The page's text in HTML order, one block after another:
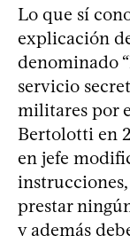
Lo que sí
explicación
denominado
servicio
militares por
Bertolotti en
en jefe
prestar
y además